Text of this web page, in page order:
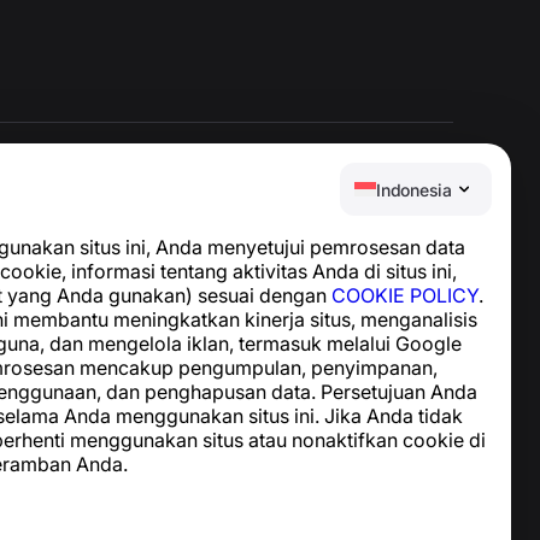
Indonesia
situs ini, Anda menyetujui pemrosesan data
informasi tentang aktivitas Anda di situs ini,
Anda gunakan) sesuai dengan COOKIE POLICY.
membantu meningkatkan kinerja situs, menganalisis
dan mengelola iklan, termasuk melalui Google
mencakup pengumpulan, penyimpanan,
dan penghapusan data. Persetujuan Anda
Anda menggunakan situs ini. Jika Anda tidak
menggunakan situs atau nonaktifkan cookie di
Anda.
Berita dan Artikel
Tentang proyek
Kontak